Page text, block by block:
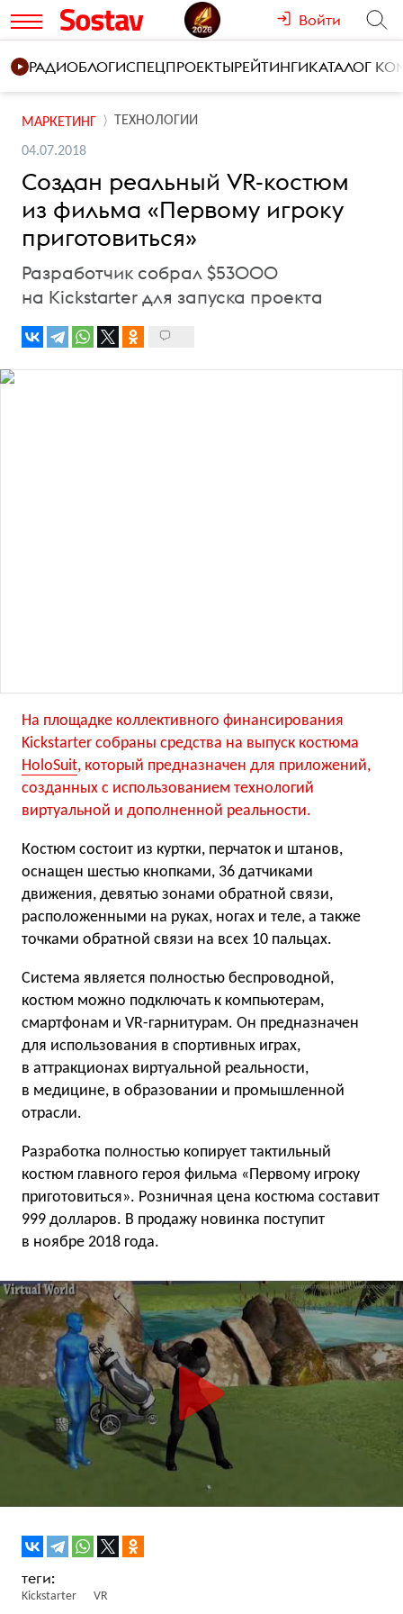
Войти
РАДИОБЛОГИСПЕЦПРОЕКТЫРЕЙТИНГИКАТАЛОГ
МАРКЕТИНГ ТЕХНОЛОГИИ
04.07.2018
Создан реальный VR-костюм
из фильма «Первому игроку
приготовиться»
Разработчик собрал $53000
на Kickstarter для запуска проекта
На площадке коллективного финансирования
Kickstarter собраны средства на выпуск костюма
HoloSuit, который предназначен для приложений,
созданных с использованием технологий
виртуальной и дополненной реальности.
Костюм состоит из куртки, перчаток и штанов,
оснащен шестью кнопками, 36 датчиками
движения, девятью зонами обратной связи,
расположенными на руках, ногах и теле, а также
точками обратной связи на всех 10 пальцах.
Система является полностью беспроводной,
костюм можно подключать к компьютерам,
смартфонам и VR-гарнитурам. Он предназначен
для использования в спортивных играх,
в аттракционах виртуальной реальности,
в медицине, в образовании и промышленной
отрасли.
Разработка полностью копирует тактильный
костюм главного героя фильма «Первому игроку
приготовиться». Розничная цена костюма составит
999 долларов. В продажу новинка поступит
в ноябре 2018 года.
Kickstarter VR